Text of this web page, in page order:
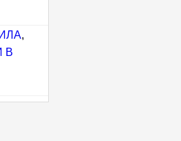
,
В